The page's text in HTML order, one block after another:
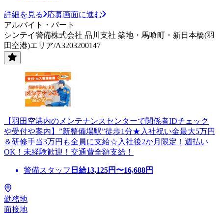
詳細を見る
応募画面に進む
アルバイト・パート
シンテイ警備株式会社 品川支社 築地・馬喰町・新日本橋(羽
田空港)エリア/A3203200147
【羽田空港内のメンテナンスセンターで関係者IDチェック
や受付や案内】”新整備場駅”徒歩1分★入社祝い金最大5万円
＆研修手当3万円も全員に支給☆入社後2か月限定！週払い
OK！未経験歓迎！交通費全額支給！
警備スタッフ 日給13,125円〜16,688円
勤務地
面接地